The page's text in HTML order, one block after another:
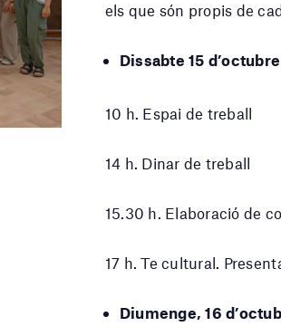
els que són propis de
Dissabte 15
10 h. Espai de treball
14 h. Dinar de treball
15.30 h. Elaboració de
17 h. Te cultural.
Diumenge, 16